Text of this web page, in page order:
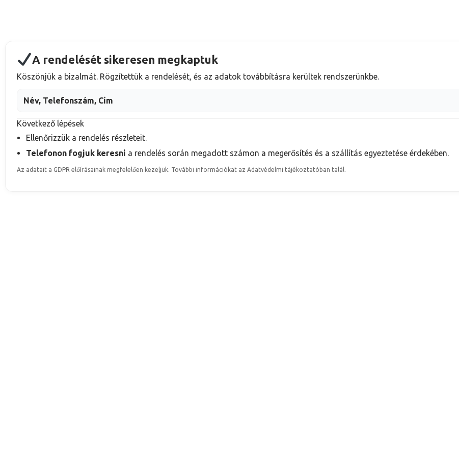
A rendelését sikeresen megkaptuk
Köszönjük a bizalmát. Rögzítettük a rendelését, és az adatok továbbításra kerültek rendszerünkbe.
Név, Telefonszám, Cím
Következő lépések
Ellenőrizzük a rendelés részleteit.
Telefonon fogjuk keresni a rendelés során megadott számon a megerősítés és a szállítás egyeztetése érdekében.
Az adatait a GDPR előírásainak megfelelően kezeljük. További információkat az Adatvédelmi tájékoztatóban talál.